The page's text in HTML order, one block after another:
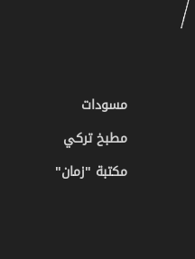
مسودات
مطبخ تركي
مكتبة "زمان"